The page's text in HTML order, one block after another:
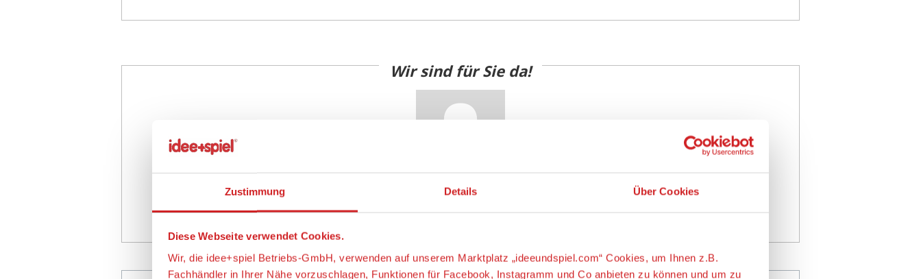
Zustimmung Details Über Cookies
Diese Webseite verwendet Cookies.
Wir, die idee+spiel Betriebs-GmbH, verwenden auf unserem Marktplatz „ideeundspiel.com“ Cookies, um Ihnen z.B.
Fachhändler in Ihrer Nähe vorzuschlagen, Funktionen für Facebook, Instagramm und Co anbieten zu können und um zu
Wir sind für Sie da!
Versandkosten